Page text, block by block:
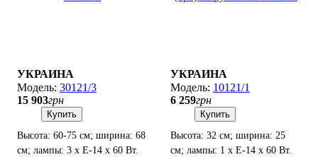
УКРАИНА
30121/3
15 903грн
Купить
Высота: 60-75 см; ширина: 68
см; лампы: 3 х Е-14 х 60 Вт.
УКРАИНА
10121/1
6 259грн
Купить
Высота: 32 см; ширина: 25
см; лампы: 1 х Е-14 х 60 Вт.